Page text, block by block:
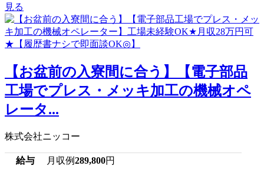
見る
【お盆前の入寮間に合う】【電子部品
工場でプレス・メッキ加工の機械オペ
レータ...
株式会社ニッコー
給与 月収例289,800円